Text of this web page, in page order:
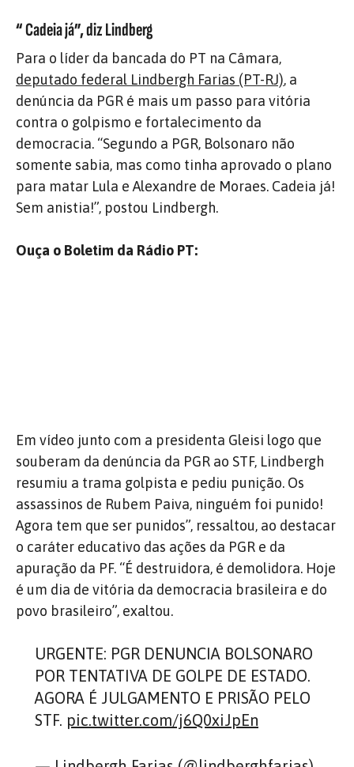
“ Cadeia já”, diz Lindberg
Para o líder da bancada do PT na Câmara,
deputado federal Lindbergh Farias (PT-RJ), a
denúncia da PGR é mais um passo para vitória
contra o golpismo e fortalecimento da
democracia. “Segundo a PGR, Bolsonaro não
somente sabia, mas como tinha aprovado o plano
para matar Lula e Alexandre de Moraes. Cadeia já!
Sem anistia!”, postou Lindbergh.
Ouça o Boletim da Rádio PT:
Em vídeo junto com a presidenta Gleisi logo que
souberam da denúncia da PGR ao STF, Lindbergh
resumiu a trama golpista e pediu punição. Os
assassinos de Rubem Paiva, ninguém foi punido!
Agora tem que ser punidos”, ressaltou, ao destacar
o caráter educativo das ações da PGR e da
apuração da PF. “É destruidora, é demolidora. Hoje
é um dia de vitória da democracia brasileira e do
povo brasileiro”, exaltou.
URGENTE: PGR DENUNCIA BOLSONARO
POR TENTATIVA DE GOLPE DE ESTADO.
AGORA É JULGAMENTO E PRISÃO PELO
STF. pic.twitter.com/j6Q0xiJpEn